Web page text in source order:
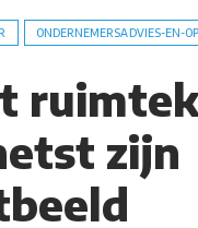
ONDERNEMERSADVIES-EN-
zijn